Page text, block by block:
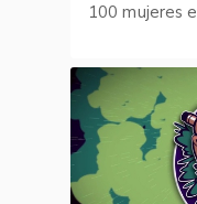
100 mujeres